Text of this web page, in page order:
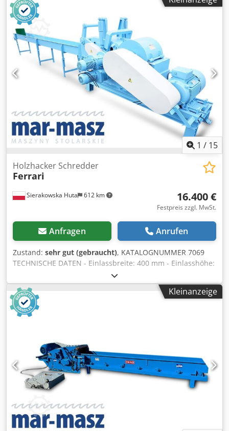
Messer: 17 Stk - Messergröße: 80x40mm - Sieb: 20mm -
Andruckschublade - elektrischer Auto-Umkehrlauf -
Auswurf für zerkleinertes Holz: Ø 250mm - Abmessungen
L/B/H: 2000x1350x1370mm - Gewicht: 1586kg VORTEILE –
Andruckschublade – sehr guter Zustand – gebrauchter
Hacker Nettopreis: 33.900 PLN Nettopreis: 8.070 EUR je
nach Kurs 4,2 EUR (Preise können sich bei größeren
Kursschwankungen ändern)
1 / 15
Sierakowska Huta 612 km
Holzhacker Schredder
Ferrari
16.400 €
Festpreis zzgl. MwSt.
Anfragen Anrufen
Zustand: sehr gut (gebraucht), KATALOGNUMMER 7069
TECHNISCHE DATEN - Einlassbreite: 400 mm - Einlasshöhe:
150 mm - Walzenbreite: 450 mm Credpfxozruu Ds Ah Eof -
Walzendurchmesser: 550 mm - Anzahl der Messer: 2 Stk. -
jeweils 3 gezahnte Einzugswalzen oben und unten, 2×2,2
kW - elektrischer Autorevers - Rückwärtslauf -
Bandzuführung - Länge der Zuführung: 5100 mm - Breite
der Zuführung (L/B/H): 5200x560x910 mm - Gewicht: ca.
3.000 kg – mit Bandzuführung – elektrischer Autorevers
(einstellbar) – Rückwärtslauf – Gebrauchte Häcksler, sehr
guter Zustand Nettopreis: 68.900 PLN Nettopreis: 16.400
EUR (bei Kurs 4,2 EUR) (Preise können sich bei stärkeren
Schwankungen ändern)
Kleinanzeige